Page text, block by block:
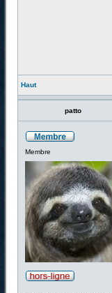
Haut
patto
Membre